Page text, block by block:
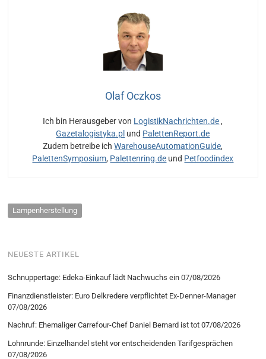
Olaf Oczkos
Ich bin Herausgeber von LogistikNachrichten.de,
Gazetalogistyka.pl und PalettenReport.de
Zudem betreibe ichWarehouseAutomationGuide,
PalettenSymposium, Palettenring.de und Petfoodindex
Lampenherstellung
NEUESTE ARTIKEL
Schnuppertage: Edeka-Einkauf lädt Nachwuchs ein 07/08/2026
Finanzdienstleister: Euro Delkredere verpflichtet Ex-Denner-Manager
07/08/2026
Nachruf: Ehemaliger Carrefour-Chef Daniel Bernard ist tot 07/08/2026
Lohnrunde: Einzelhandel steht vor entscheidenden Tarifgesprächen
07/08/2026